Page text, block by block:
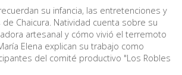
su infancia, las entretenciones y
Chaicura. Natividad cuenta sobre su
artesanal y cómo vivió el terremoto
Elena explican su trabajo como
del comité productivo "Los Robles